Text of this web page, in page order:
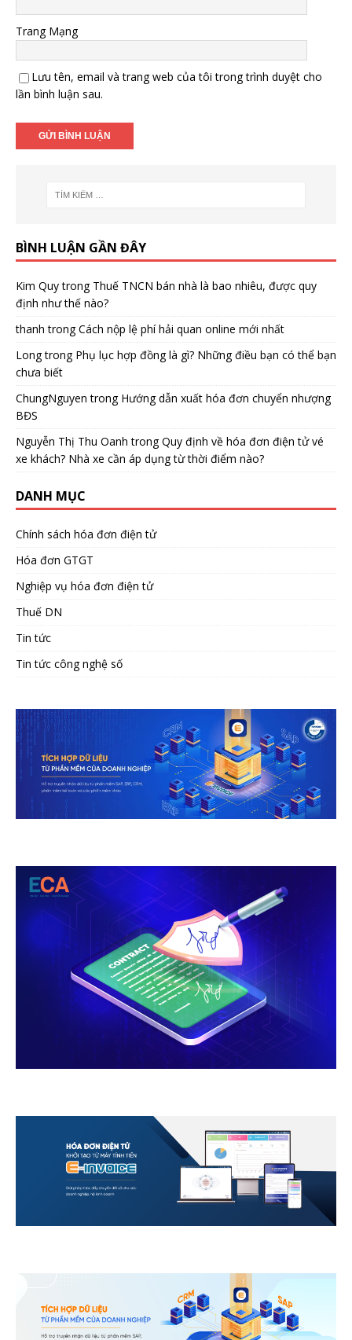
Trang Mạng
Lưu tên, email và trang web của tôi trong trình duyệt cho
lần bình luận sau.
BÌNH LUẬN GẦN ĐÂY
Kim Quytrong Thuế TNCN bán nhà là bao nhiêu, được quy
định như thế nào?
thanh trongCách nộp lệ phí hải quan online mới nhất
Longtrong Phụ lục hợp đồng là gì? Những điều bạn có thể bạn
chưa biết
ChungNguyen trong Hướng dẫn xuất hóa đơn chuyển nhượng
BĐS
Nguyễn Thị Thu Oanh trongQuy định về hóa đơn điện tử vé
xe khách? Nhà xe cần áp dụng từ thời điểm nào?
DANH MỤC
Chính sách hóa đơn điện tử
Hóa đơn GTGT
Nghiệp vụ hóa đơn điện tử
Thuế DN
Tin tức
Tin tức công nghệ số